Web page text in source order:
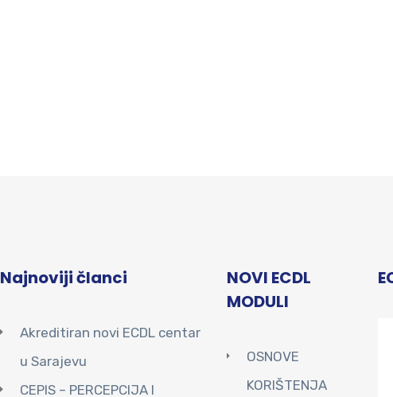
Najnoviji članci
Akreditiran novi ECDL centar
u Sarajevu
CEPIS – PERCEPCIJA I
NOVI ECDL
MODULI
OSNOVE
KORIŠTENJA